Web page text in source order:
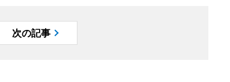
次の記事